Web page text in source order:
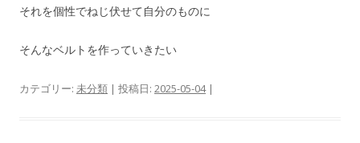
それを個性でねじ伏せて自分のものに
そんなベルトを作っていきたい
カテゴリー: 未分類 | 投稿日: 2025-05-04|